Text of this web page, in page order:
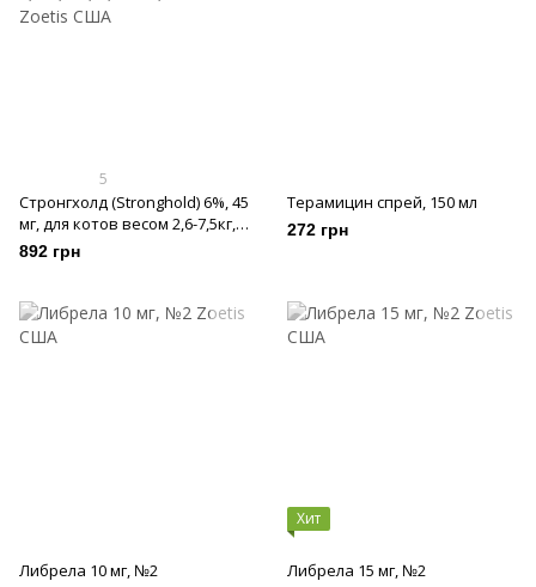
5
Стронгхолд (Stronghold) 6%, 45
мг, для котов весом 2,6-7,5кг,
0,75 мл, № 3
892 грн
Терамицин спрей, 150 мл
272 грн
Либрела 10 мг, №2
Хит
Либрела 15 мг, №2